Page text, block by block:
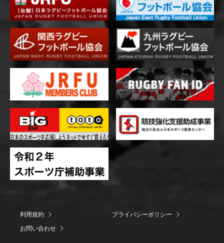
利用規約
プライバシーポリシー
お問い合わせ